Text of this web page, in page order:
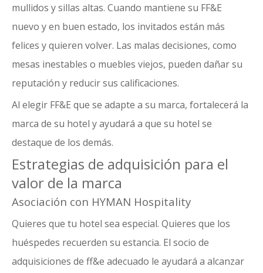
mullidos y sillas altas. Cuando mantiene su FF&E
nuevo y en buen estado, los invitados están más
felices y quieren volver. Las malas decisiones, como
mesas inestables o muebles viejos, pueden dañar su
reputación y reducir sus calificaciones.
Al elegir FF&E que se adapte a su marca, fortalecerá la
marca de su hotel y ayudará a que su hotel se
destaque de los demás.
Estrategias de adquisición para el
valor de la marca
Asociación con HYMAN Hospitality
Quieres que tu hotel sea especial. Quieres que los
huéspedes recuerden su estancia. El socio de
adquisiciones de ff&e adecuado le ayudará a alcanzar